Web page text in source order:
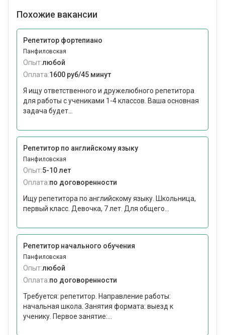
Похожие вакансии
Репетитор фортепиано
Панфиловская
Опыт:любой
Оплата:1600 руб/45 минут
Я ищу ответственного и дружелюбного репетитора
для работы с учениками 1-4 классов. Ваша основная
задача будет...
Репетитор по английскому языку
Панфиловская
Опыт:5-10 лет
Оплата:по договоренности
Ищу репетитора по английскому языку. Школьница,
первый класс. Девочка, 7 лет. Для общего...
Репетитор начального обучения
Панфиловская
Опыт:любой
Оплата:по договоренности
Требуется: репетитор. Направление работы:
начальная школа. Занятия формата: выезд к
ученику. Первое занятие:...